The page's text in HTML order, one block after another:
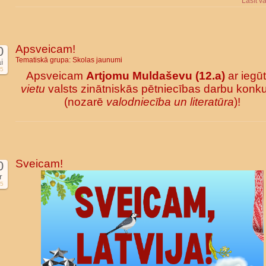
Apsveicam!
Tematiskā grupa: Skolas jaunumi
Apsveicam Artjomu Muldaševu (12.a)ar
vietu valsts zinātniskās pētniecības darbu
(nozarē valodniecība un literatūra)!
Sveicam!